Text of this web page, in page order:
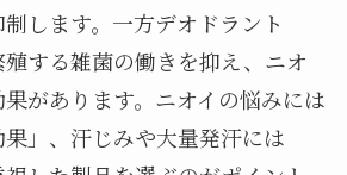
します。一方デオドラント
する雑菌の働きを抑え、ニオ
があります。ニオイの悩みには
果」、汗じみや大量発汗には